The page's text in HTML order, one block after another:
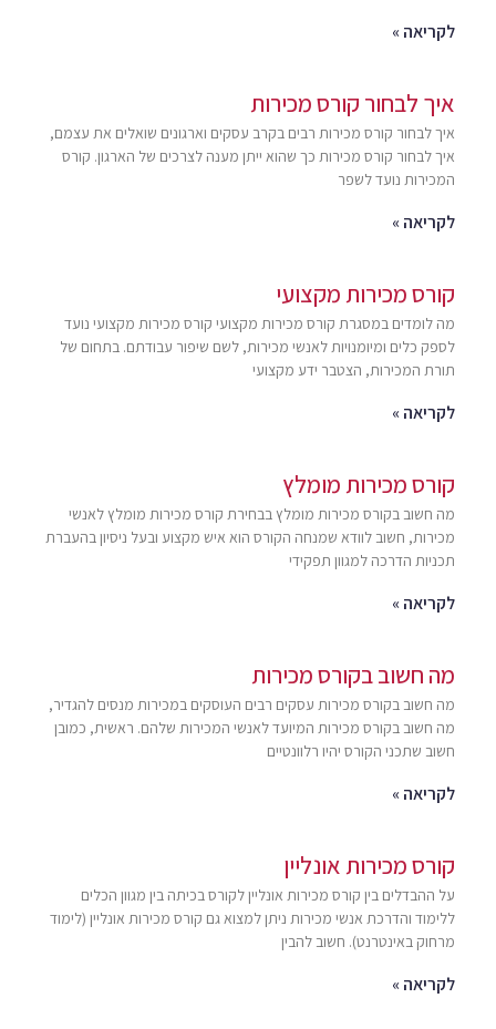
לקריאה »
איך לבחור קורס מכירות
איך לבחור קורס מכירות רבים בקרב עסקים וארגונים שואלים את עצמם,
איך לבחור קורס מכירות כך שהוא ייתן מענה לצרכים של הארגון. קורס
המכירות נועד לשפר
לקריאה »
קורס מכירות מקצועי
מה לומדים במסגרת קורס מכירות מקצועי קורס מכירות מקצועי נועד
לספק כלים ומיומנויות לאנשי מכירות, לשם שיפור עבודתם. בתחום של
תורת המכירות, הצטבר ידע מקצועי
לקריאה »
קורס מכירות מומלץ
מה חשוב בקורס מכירות מומלץ בבחירת קורס מכירות מומלץ לאנשי
מכירות, חשוב לוודא שמנחה הקורס הוא איש מקצוע ובעל ניסיון בהעברת
תכניות הדרכה למגוון תפקידי
לקריאה »
מה חשוב בקורס מכירות
מה חשוב בקורס מכירות עסקים רבים העוסקים במכירות מנסים להגדיר,
מה חשוב בקורס מכירות המיועד לאנשי המכירות שלהם. ראשית, כמובן
חשוב שתכני הקורס יהיו רלוונטיים
לקריאה »
קורס מכירות אונליין
על ההבדלים בין קורס מכירות אונליין לקורס בכיתה בין מגוון הכלים
ללימוד והדרכת אנשי מכירות ניתן למצוא גם קורס מכירות אונליין (לימוד
מרחוק באינטרנט). חשוב להבין
לקריאה »